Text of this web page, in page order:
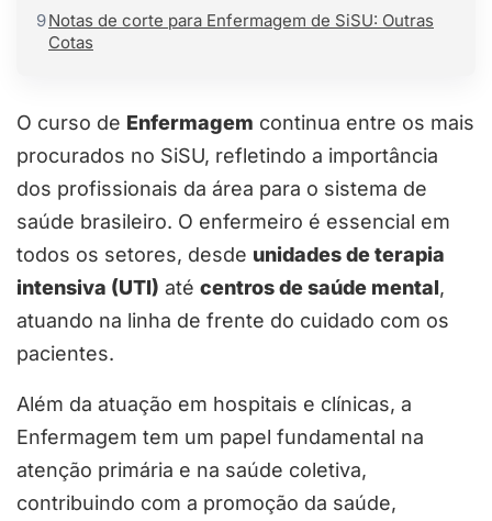
9Notas de corte para Enfermagem de SiSU: Outras
Cotas
O curso de Enfermagem continua entre os mais
procurados no SiSU, refletindo a importância
dos profissionais da área para o sistema de
saúde brasileiro. O enfermeiro é essencial em
todos os setores, desde unidades de terapia
intensiva (UTI) até centros de saúde mental,
atuando na linha de frente do cuidado com os
pacientes.
Além da atuação em hospitais e clínicas, a
Enfermagem tem um papel fundamental na
atenção primária e na saúde coletiva,
contribuindo com a promoção da saúde,